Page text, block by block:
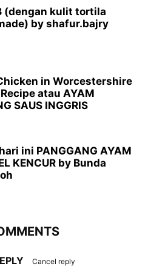
(dengan kulit tortila
by shafur.bajry
in Worcestershire
atau AYAM
SAUS INGGRIS
ini PANGGANG AYAM
KENCUR by Bunda
Cancel reply